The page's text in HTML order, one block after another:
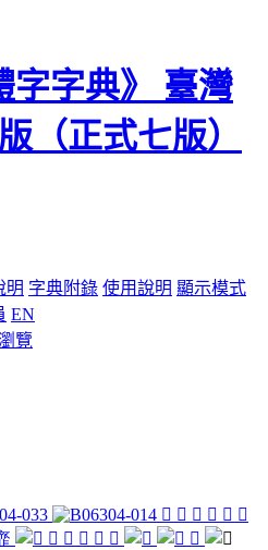
明 字典附錄 使用說明 顯示模式
EN
覽
𧅠 󸣉 𧅴 𧅱 󸣈 󸣁
𠬘 䪡 䪣 𩐊 𩐋 𩐓